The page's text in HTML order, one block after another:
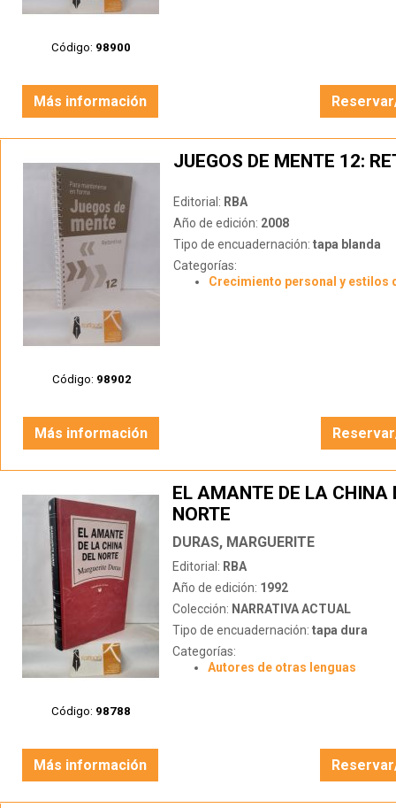
Código: 98900
Más información
Código: 98902
JUEGOS DE MENTE 12:
Editorial: RBA
Año de edición: 2008
Tipo de encuadernación: tapa blanda
Categorías:
Crecimiento personal y estilos
Más información
Código: 98788
EL AMANTE DE LA CHINA
NORTE
DURAS, MARGUERITE
Editorial: RBA
Año de edición: 1992
Colección: NARRATIVA ACTUAL
Tipo de encuadernación: tapa dura
Categorías:
Autores de otras lenguas
Más información